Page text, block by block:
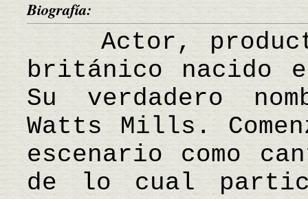
Biografía:
Actor,
británico nacido
Su verdadero
Watts Mills.
escenario como
de lo cual